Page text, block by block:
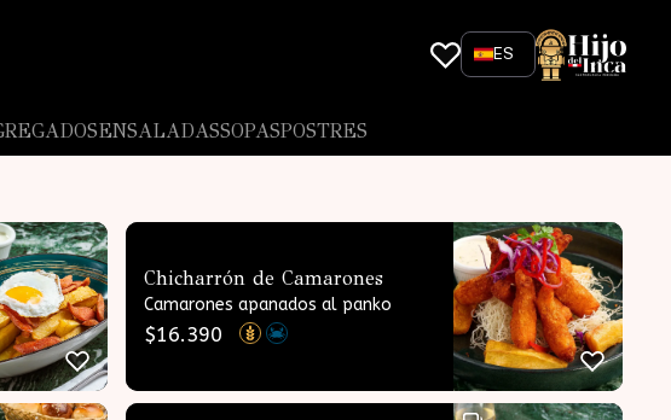
ES
ENSALADASSOPASPOSTRES
Chicharrón de Camarones
Camarones apanados al panko
$16.390